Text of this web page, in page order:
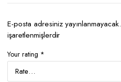
E-posta adresiniz yayınlanmayacak.
işaretlenmişlerdir
Your rating *